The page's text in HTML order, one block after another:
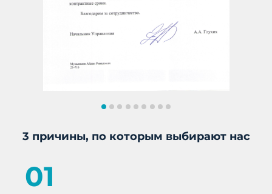
3 причины, по которым выбирают нас
01